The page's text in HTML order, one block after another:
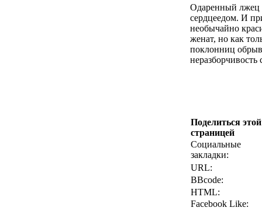
Одаренный лжец
сердцеедом. И
необычайно
женат, но как
поклонниц
неразборчивость
Поделиться этой
страницей
Социальные
закладки:
URL:
BBcode:
HTML:
Facebook Like: